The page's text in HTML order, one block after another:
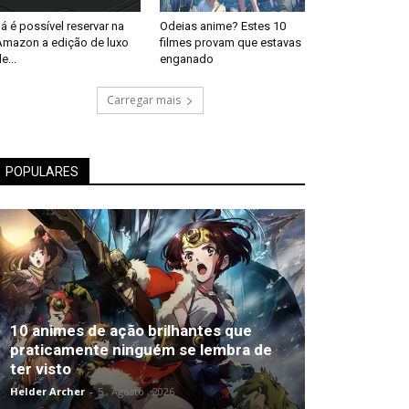
é possível reservar na
a edição de luxo
Odeias anime? Estes 10
filmes provam que estavas
enganado
Carregar mais
POPULARES
10 animes de ação brilhantes que
praticamente ninguém se lembra de
ter visto
Helder Archer - 5 , Agosto , 2026